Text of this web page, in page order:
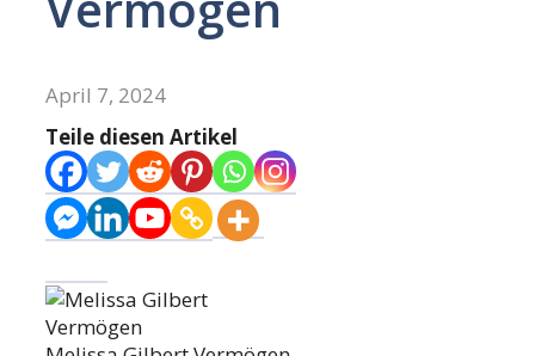
April 7, 2024
Teile diesen Artikel